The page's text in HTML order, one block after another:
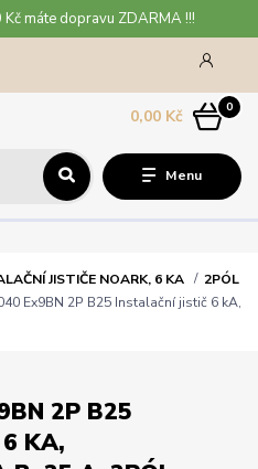
máte dopravu ZDARMA !!!
Menu
0
0,00 Kč
JISTIČE NOARK, 6 KA
2PÓL
Ex9BN 2P B25 Instalační jistič 6 kA,
2P B25
KA,